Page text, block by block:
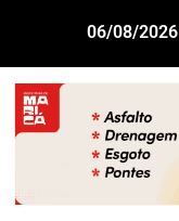
06/08/2026